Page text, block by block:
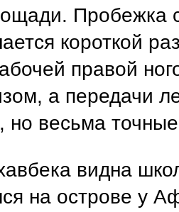
Пробежка
короткой
правой
а передачи
но весьма
видна
на острове у